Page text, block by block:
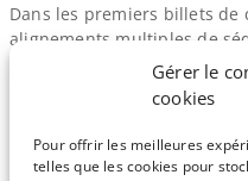
Gérer le
cookies
Pour offrir les meilleures
telles que les cookies pour
Dans les premiers billets de
alignements multiples de
vue des logiciels et ensuite
vous propose aujourd'hui
très simple : une matrice